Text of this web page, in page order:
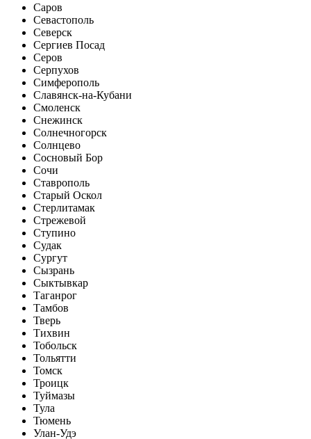
Саров
Севастополь
Северск
Сергиев Посад
Серов
Серпухов
Симферополь
Славянск-на-Кубани
Смоленск
Снежинск
Солнечногорск
Солнцево
Сосновый Бор
Сочи
Ставрополь
Старый Оскол
Стерлитамак
Стрежевой
Ступино
Судак
Сургут
Сызрань
Сыктывкар
Таганрог
Тамбов
Тверь
Тихвин
Тобольск
Тольятти
Томск
Троицк
Туймазы
Тула
Тюмень
Улан-Удэ